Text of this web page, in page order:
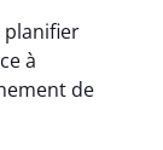
planifier
à
de